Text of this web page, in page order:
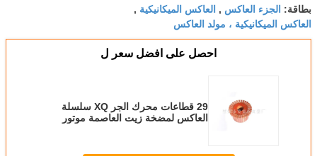
بطاقة: الجزء العاكس , العاكس الميكانيكية ,
العاكس الميكانيكية ، مولد العاكس
احصل على افضل سعر ل
29 قطاعات محرك الجر XQ سلسلة
العاكس لمضخة زيت العاصمة موتور